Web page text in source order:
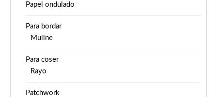
Papel ondulado
Para bordar
Muline
Para coser
Rayo
Patchwork